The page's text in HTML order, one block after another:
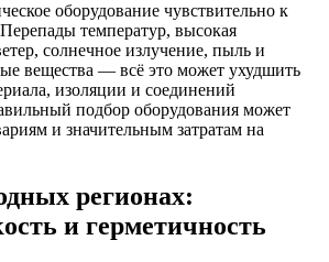
оборудование чувствительно к
температур, высокая
солнечное излучение, пыль и
вещества — всё это может ухудшить
изоляции и соединений
подбор оборудования может
и значительным затратам на
регионах:
и герметичность